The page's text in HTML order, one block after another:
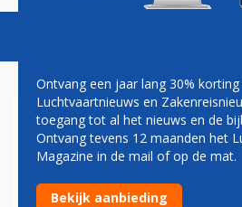
AIRPORTS
Nieuwste Privium-
Ontvang een jaar lang 30%
Luchtvaartnieuws en
toegang tot al het nieuws en de
Ontvang tevens 12 maanden het
Magazine in de mail of op de mat.
Bekijk aanbieding